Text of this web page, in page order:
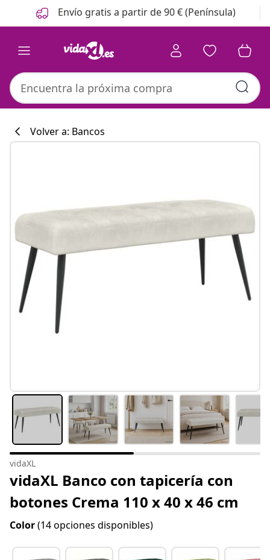
Anterior
Siguiente Envío gratis a partir de 90 € (Península)
Volver a: Bancos
vidaXL
vidaXL Banco con tapicería con
botones Crema 110 x 40 x 46 cm
Color(14 opciones disponibles)